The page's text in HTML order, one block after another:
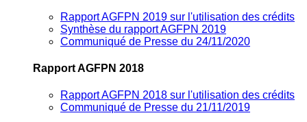
Rapport AGFPN 2019 sur l'utilisation des crédits
Synthèse du rapport AGFPN 2019
Communiqué de Presse du 24/11/2020
Rapport AGFPN 2018
Rapport AGFPN 2018 sur l'utilisation des crédits
Communiqué de Presse du 21/11/2019